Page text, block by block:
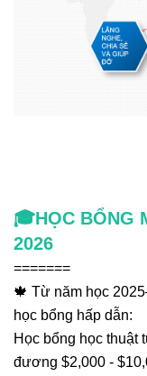
🎓HỌC BỔNG
2026
=======
🍁 Từ năm học
học bổng hấp dẫn:
Học bổng học thuật
đương $2,000 -